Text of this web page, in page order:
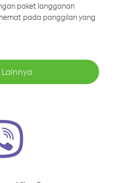
paket langganan
pada panggilan yang